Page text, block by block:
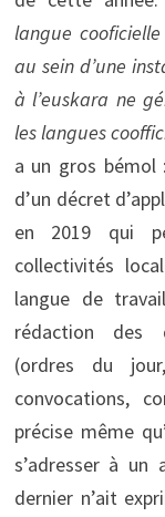
langue
au sein d’une
à l’euskara ne
les langues
a un gros bémol
d’un décret
en 2019 qui
collectivités
langue de
rédaction des
(ordres du
convocations,
précise même
s’adresser à un
dernier n’ait